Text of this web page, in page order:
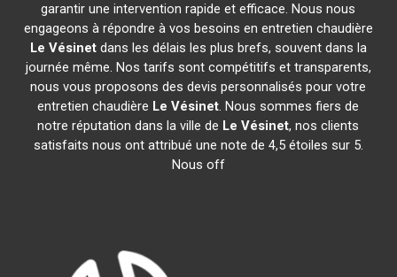
garantir une intervention rapide et efficace. Nous nous
engageons à répondre à vos besoins en entretien chaudière
Le Vésinetdans les délais les plus brefs, souvent dans la
journée même. Nos tarifs sont compétitifs et transparents,
nous vous proposons des devis personnalisés pour votre
entretien chaudière Le Vésinet. Nous sommes fiers de
notre réputation dans la ville de Le Vésinet, nos clients
satisfaits nous ont attribué une note de 4,5 étoiles sur 5.
Nous off